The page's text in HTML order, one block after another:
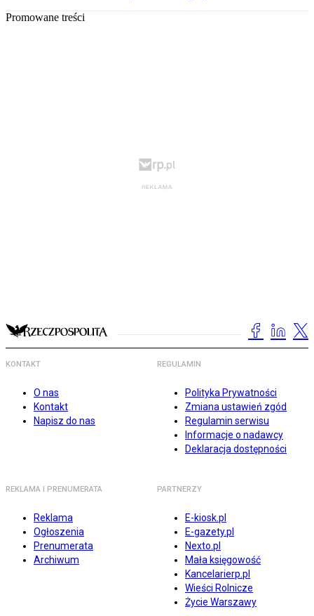
Promowane treści
KONTAKT
O nas
Kontakt
Napisz do nas
REGULAMIN
Polityka Prywatności
Zmiana ustawień zgód
Regulamin serwisu
Informacje o nadawcy
Deklaracja dostępności
REKLAMA I PRENUMERATA
Reklama
Ogłoszenia
Prenumerata
Archiwum
PARTNERZY
E-kiosk.pl
E-gazety.pl
Nexto.pl
Mała księgowość
Kancelarierp.pl
Wieści Rolnicze
Życie Warszawy